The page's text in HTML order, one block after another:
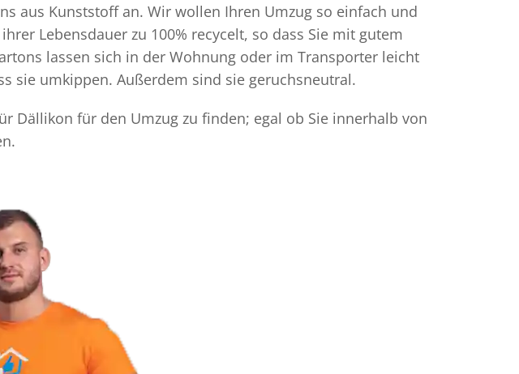
aus Kunststoff an. Wir wollen Ihren Umzug so einfach und
Lebensdauer zu 100% recycelt, so dass Sie mit gutem
lassen sich in der Wohnung oder im Transporter leicht
sie umkippen. Außerdem sind sie geruchsneutral.
Dällikon für den Umzug zu finden; egal ob Sie innerhalb von